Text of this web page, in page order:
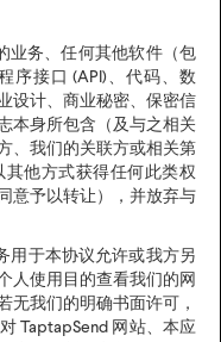
务、任何其他软件（包
序接口 (API)、代码、数
设计、商业秘密、保密信
本身所包含（及与之相关
、我们的关联方或相关第
他方式获得任何此类权
意予以转让），并放弃与
于本协议允许或我方另
人使用目的查看我们的网
无我们的明确书面许可，
TaptapSend 网站、本应